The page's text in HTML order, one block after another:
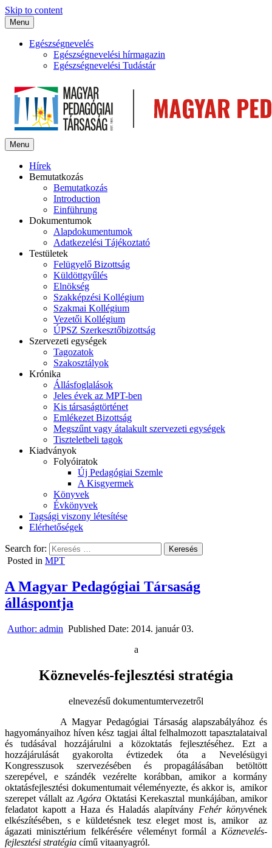
Skip to content
Menu
Egészségnevelés
Egészségnevelési hírmagazin
Egészségnevelési Tudástár
Menu
Hírek
Bemutatkozás
Bemutatkozás
Introduction
Einführung
Dokumentumok
Alapdokumentumok
Adatkezelési Tájékoztató
Testületek
Felügyelő Bizottság
Küldöttgyűlés
Elnökség
Szakképzési Kollégium
Szakmai Kollégium
Vezetői Kollégium
ÚPSZ Szerkesztőbizottság
Szervezeti egységek
Tagozatok
Szakosztályok
Krónika
Állásfoglalások
Jeles évek az MPT-ben
Kis társaságtörténet
Emlékezet Bizottság
Megszűnt vagy átalakult szervezeti egységek
Tiszteletbeli tagok
Kiadványok
Folyóiratok
Új Pedagógiai Szemle
A Kisgyermek
Könyvek
Évkönyvek
Tagsági viszony létesítése
Elérhetőségek
Search for:
Posted in MPT
A Magyar Pedagógiai Társaság
álláspontja
Author: admin Published Date: 2014. január 03.
a
Köznevelés-fejlesztési stratégia
elnevezésű dokumentumtervezetről
A Magyar Pedagógiai Társaság alapszabályához és
hagyományaihoz híven kész tagjai által felhalmozott tapasztalataival
és tudásával hozzájárulni a közoktatás fejlesztéséhez. Ezt a
hozzájárulását gyakorolta évtizedek óta a Nevelésügyi
Kongresszusok szervezésében és propagálásában betöltött
szerepével, e szándék vezérelte korábban, amikor a kormány
oktatásfejlesztési dokumentumait véleményezte, és akkor is, amikor
szerepet vállalt azAgóra Oktatási Kerekasztal munkájában, amikor
feladatot kapott a Haza és Haladás alapítvány Fehér könyvének
elkészítésében, s e küldetésnek tesz eleget most is, amikor az
ágazati minisztérium felkérésére véleményt formál a Köznevelés-
fejlesztési stratégia című vitaanyagról.